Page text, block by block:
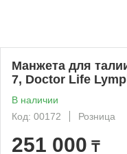
Манжета для
7, Doctor Life
В наличии
Код: 00172
Розница
251 000 ₸